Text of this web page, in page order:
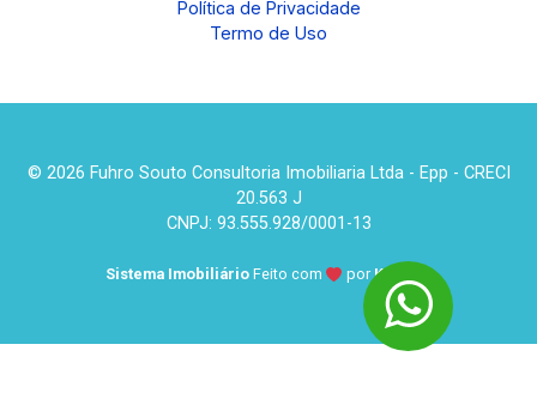
Política de Privacidade
Termo de Uso
© 2026 Fuhro Souto Consultoria Imobiliaria Ltda - Epp - CRECI
20.563 J
CNPJ: 93.555.928/0001-13
Sistema Imobiliário Feito com porKUROLE